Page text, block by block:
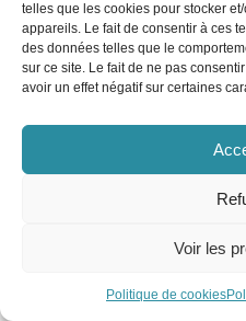
telles que les cookies pour stocker
appareils. Le fait de consentir à ces
des données telles que le
sur ce site. Le fait de ne pas
avoir un effet négatif sur certaines
Voir les
Politique de cookies